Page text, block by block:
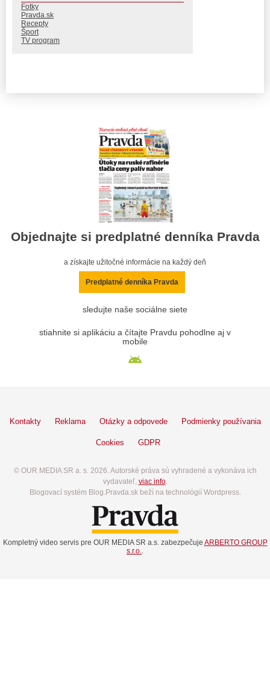
Fotky
Pravda.sk
Recepty
Šport
TV program
Objednajte si predplatné denníka Pravda
a získajte užitočné informácie na každý deň
Predplatné denníka Pravda
sledujte naše sociálne siete
stiahnite si aplikáciu a čítajte Pravdu pohodlne aj v
mobile
Kontakty Reklama Otázky a odpovede Podmienky používania
Cookies GDPR
© OUR MEDIA SR a. s. 2026. Autorské práva sú vyhradené a vykonáva ich
vydavateľ, viac info.
Blogovací systém Blog.Pravda.sk beží na technológií Wordpress.
Kompletný video servis pre OUR MEDIA SR a.s. zabezpečuje ARBERTO GROUP
s.r.o..